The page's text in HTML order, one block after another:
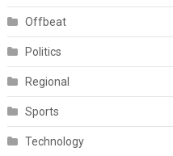
Offbeat
Politics
Regional
Sports
Technology